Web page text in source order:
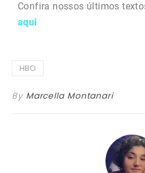
Confira nossos últimos
aqui
HBO
By Marcella Montanari